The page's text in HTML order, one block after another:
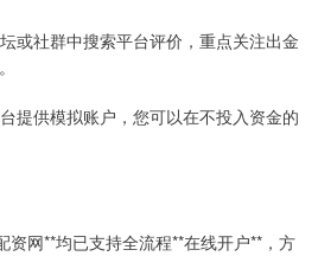
或社群中搜索平台评价，重点关注出金
提供模拟账户，您可以在不投入资金的
资网**均已支持全流程**在线开户**，方